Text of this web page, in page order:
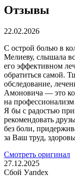
Отзывы
22.02.2026
С острой болью в
Мелиеву, слышала
его эффективном
обратиться самой.
обследование,
Амоновича — это
на
Я бы с радостью
рекомендовать
без боли,
за Ваш труд,
Смотреть оригинал
27.12.2025
Сбой Уапdех